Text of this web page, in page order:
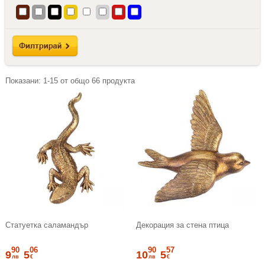
Показани: 1-15от общо 66продукта
Статуетка саламандър
990
лв 506
€
Декорация за стена птица
1090
лв 557
€